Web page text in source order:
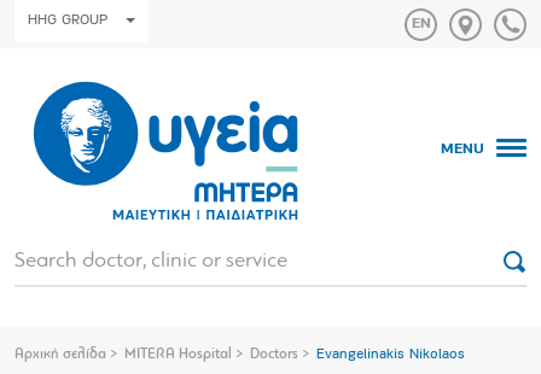
HHG GROUP
MENU
Αρχική σελίδα MITERA Hospital Doctors Evangelinakis Nikolaos